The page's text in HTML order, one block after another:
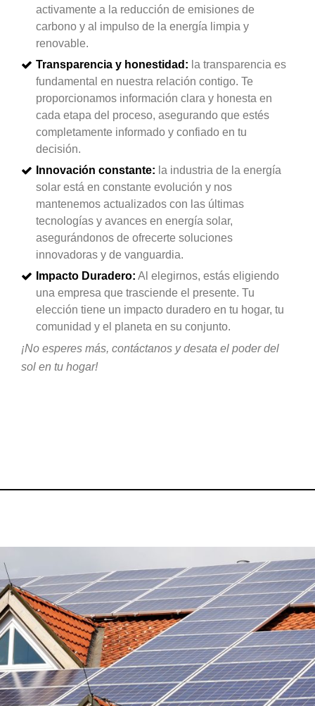
activamente a la reducción de emisiones de
carbono y al impulso de la energía limpia y
renovable.
Transparencia y honestidad: la transparencia es
fundamental en nuestra relación contigo. Te
proporcionamos información clara y honesta en
cada etapa del proceso, asegurando que estés
completamente informado y confiado en tu
decisión.
Innovación constante: la industria de la energía
solar está en constante evolución y nos
mantenemos actualizados con las últimas
tecnologías y avances en energía solar,
asegurándonos de ofrecerte soluciones
innovadoras y de vanguardia.
Impacto Duradero: Al elegirnos, estás eligiendo
una empresa que trasciende el presente. Tu
elección tiene un impacto duradero en tu hogar, tu
comunidad y el planeta en su conjunto.
¡No esperes más, contáctanos y desata el poder del
sol en tu hogar!